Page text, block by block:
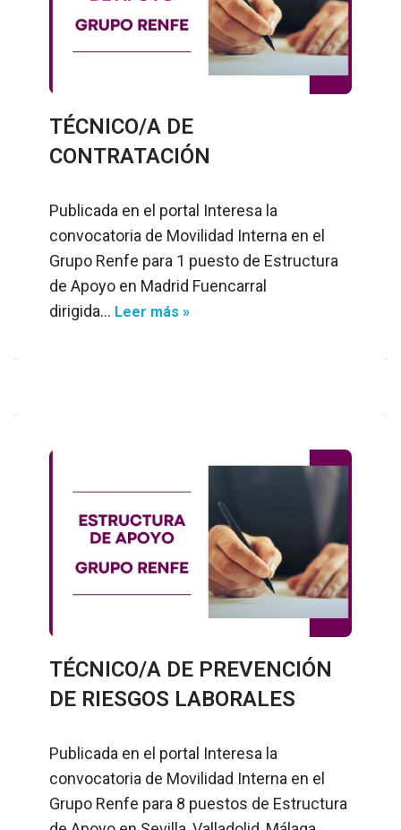
TÉCNICO/A DE
CONTRATACIÓN
Publicada en el portal Interesa la
convocatoria de Movilidad Interna en el
Grupo Renfe para 1 puesto de Estructura
de Apoyo en Madrid Fuencarral
dirigida… Leer más »
TÉCNICO/A DE PREVENCIÓN
DE RIESGOS LABORALES
Publicada en el portal Interesa la
convocatoria de Movilidad Interna en el
Grupo Renfe para 8 puestos de Estructura